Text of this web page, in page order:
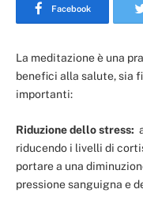
Facebook
La meditazione è una
benefici alla salute, sia
importanti:
Riduzione dello stress:
riducendo i livelli di
portare a una
pressione sanguigna e